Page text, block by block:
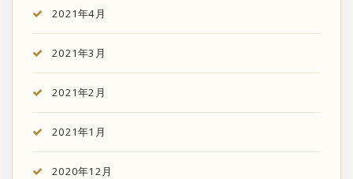
2021年4月
2021年3月
2021年2月
2021年1月
2020年12月